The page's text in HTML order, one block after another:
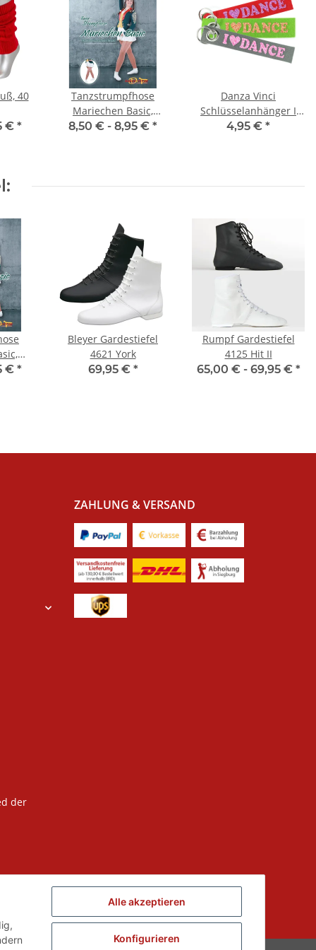
Alle akzeptieren
Konfigurieren
40
€ *
Tanzstrumpfhose
Mariechen Basic,
Kinder- &
8,50 € - 8,95 € *
Danza Vinci
Schlüsselanhänger I
"LOVE" Dance
4,95 € *
€ *
Bleyer Gardestiefel
4621 York
69,95 € *
Rumpf Gardestiefel
4125 Hit II
65,00 € - 69,95 € *
ZAHLUNG & VERSAND
der